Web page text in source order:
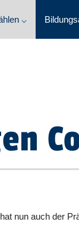
⌵
nun auch der